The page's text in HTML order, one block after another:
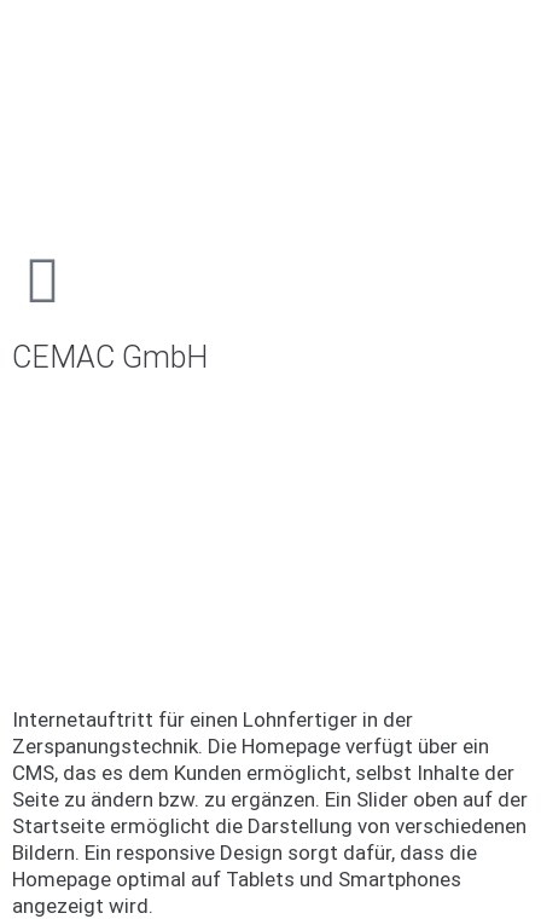
CEMAC GmbH
Internetauftritt für einen Lohnfertiger in der
Zerspanungstechnik. Die Homepage verfügt über ein
CMS, das es dem Kunden ermöglicht, selbst Inhalte der
Seite zu ändern bzw. zu ergänzen. Ein Slider oben auf der
Startseite ermöglicht die Darstellung von verschiedenen
Bildern. Ein responsive Design sorgt dafür, dass die
Homepage optimal auf Tablets und Smartphones
angezeigt wird.